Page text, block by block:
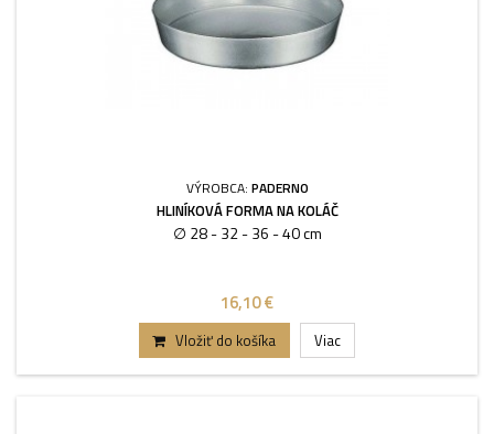
VÝROBCA: PADERNO
HLINÍKOVÁ FORMA NA KOLÁČ
∅ 28 - 32 - 36 - 40 cm
16,10 €
Vložiť do košíka Viac